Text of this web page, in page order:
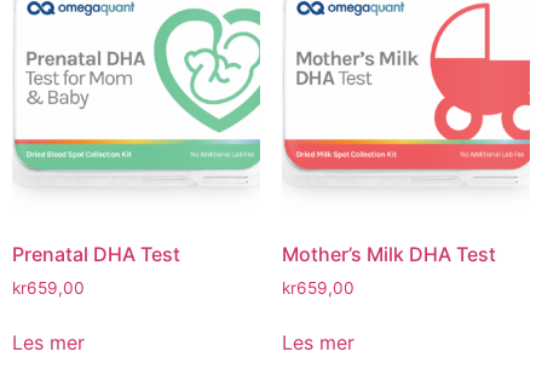
Prenatal DHA Test
kr659,00
Les mer
Mother’s Milk DHA Test
kr659,00
Les mer